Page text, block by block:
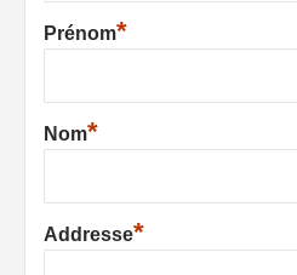
Prénom*
Nom*
Addresse*